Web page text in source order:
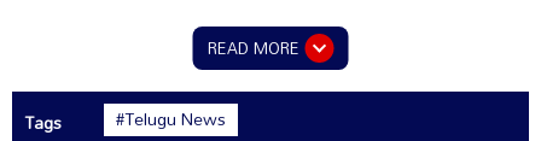
READ MORE
Tags #Telugu News